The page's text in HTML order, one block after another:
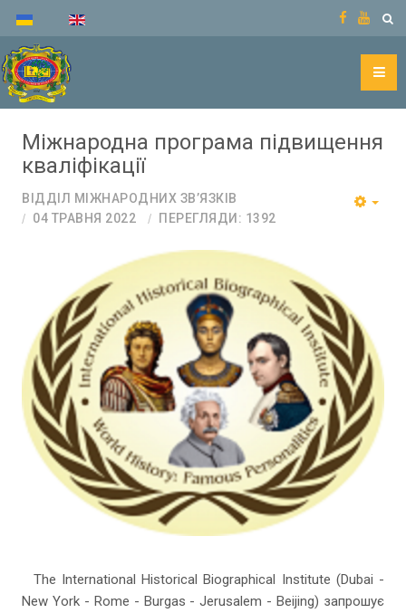
Міжнародна програма підвищення
кваліфікації
ВІДДІЛ МІЖНАРОДНИХ ЗВ’ЯЗКІВ
04 ТРАВНЯ 2022
ПЕРЕГЛЯДИ: 1392
The International Historical Biographical Institute (Dubai -
New York - Rome - Burgas - Jerusalem - Beijing) запрошує